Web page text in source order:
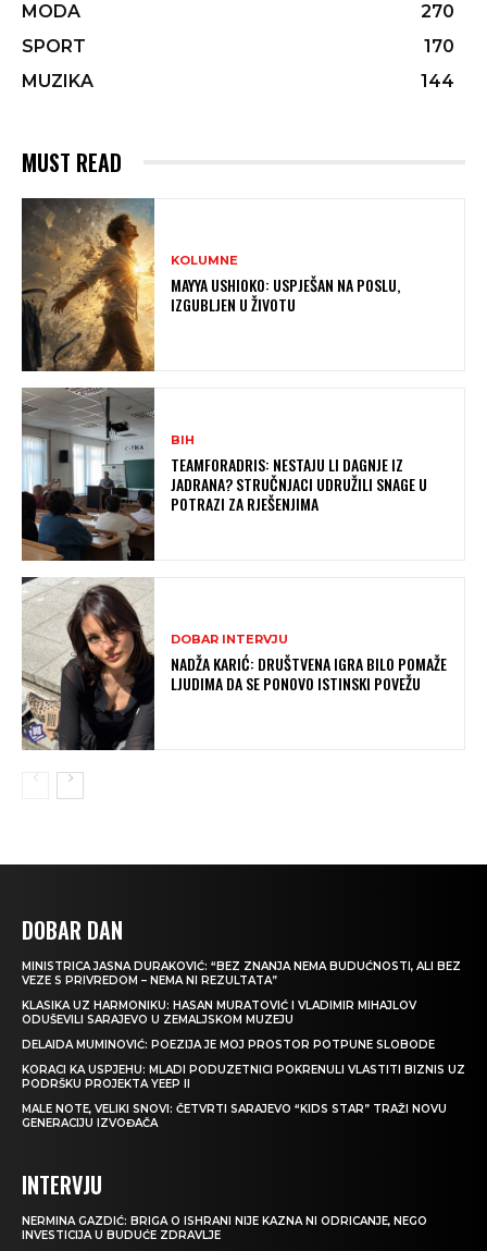
MODA
270
SPORT
170
MUZIKA
144
MUST READ
KOLUMNE
MAYYA USHIOKO: USPJEŠAN NA POSLU,
IZGUBLJEN U ŽIVOTU
BIH
TEAMFORADRIS: NESTAJU LI DAGNJE IZ
JADRANA? STRUČNJACI UDRUŽILI SNAGE U
POTRAZI ZA RJEŠENJIMA
DOBAR INTERVJU
NADŽA KARIĆ: DRUŠTVENA IGRA BILO POMAŽE
LJUDIMA DA SE PONOVO ISTINSKI POVEŽU
DOBAR DAN
MINISTRICA JASNA DURAKOVIĆ: “BEZ ZNANJA NEMA BUDUĆNOSTI, ALI BEZ
VEZE S PRIVREDOM – NEMA NI REZULTATA”
KLASIKA UZ HARMONIKU: HASAN MURATOVIĆ I VLADIMIR MIHAJLOV
ODUŠEVILI SARAJEVO U ZEMALJSKOM MUZEJU
DELAIDA MUMINOVIĆ: POEZIJA JE MOJ PROSTOR POTPUNE SLOBODE
KORACI KA USPJEHU: MLADI PODUZETNICI POKRENULI VLASTITI BIZNIS UZ
PODRŠKU PROJEKTA YEEP II
MALE NOTE, VELIKI SNOVI: ČETVRTI SARAJEVO “KIDS STAR” TRAŽI NOVU
GENERACIJU IZVOĐAČA
INTERVJU
NERMINA GAZDIĆ: BRIGA O ISHRANI NIJE KAZNA NI ODRICANJE, NEGO
INVESTICIJA U BUDUĆE ZDRAVLJE